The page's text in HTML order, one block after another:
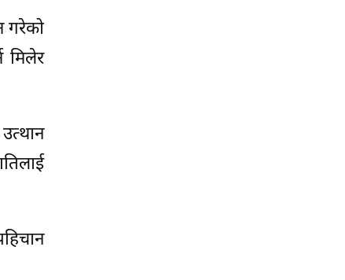
गरेको
मिलेर